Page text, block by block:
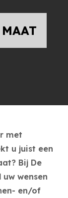
met
u juist een
Bij De
wensen
en/of